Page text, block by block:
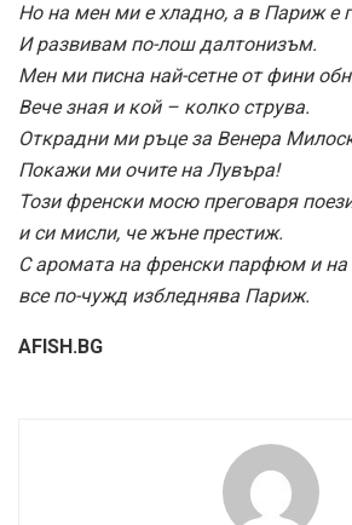
Но на мен ми е хладно, а в Париж е
И развивам по-лош далтонизъм.
Мен ми писна най-сетне от фини
Вече зная и кой – колко струва.
Открадни ми ръце за Венера
Покажи ми очите на Лувъра!
Този френски мосю преговаря
и си мисли, че жъне престиж.
С аромата на френски парфюм и на
все по-чужд избледнява Париж.
AFISH.BG